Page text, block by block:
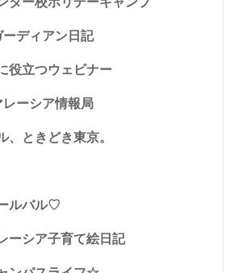
ディアン日記
役立つウェビナー
ーシア情報局
、ときどき東京。
ルバル♡
ーシア子育て絵日記